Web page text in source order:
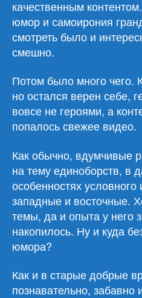
качественным
юмор и самоирония
смотреть было и
смешно.
Потом было много чего.
но остался верен себе,
вовсе не героями, а
попалось свежее видео.
Как обычно, вдумчивые
на тему единоборств, в
особенностях
западные и восточные.
темы, да и опыта у него
накопилось. Ну и куда
юмора?
Как и в старые добрые
познавательно, забавно